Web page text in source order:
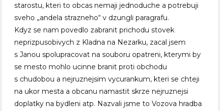
starostu, kteri to obcas nemaji jednoduche a potrebuji
sveho „andela strazneho“ v dzungli paragrafu.
Kdyz se nam povedlo zabranit prichodu stovek
neprizpusobivych z Kladna na Nezarku, zacal jsem
s Janou spolupracovat na souboru opatreni, kterymi by
se mesto mohlo ucinne branit proti obchodu
s chudobou a nejruznejsim vycurankum, kteri se chteji
na ukor mesta a obcanu namastit skrze nejruznejsi
doplatky na bydleni atp. Nazvali jsme to Vozova hradba